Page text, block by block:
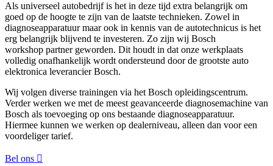
Als universeel autobedrijf is het in deze tijd extra belangrijk om
goed op de hoogte te zijn van de laatste technieken. Zowel in
diagnoseapparatuur maar ook in kennis van de autotechnicus is het
erg belangrijk blijvend te investeren. Zo zijn wij Bosch
workshop partner geworden. Dit houdt in dat onze werkplaats
volledig onafhankelijk wordt ondersteund door de grootste auto
elektronica leverancier Bosch.
Wij volgen diverse trainingen via het Bosch opleidingscentrum.
Verder werken we met de meest geavanceerde diagnosemachine van
Bosch als toevoeging op ons bestaande diagnoseapparatuur.
Hiermee kunnen we werken op dealerniveau, alleen dan voor een
voordeliger tarief.
Bel ons